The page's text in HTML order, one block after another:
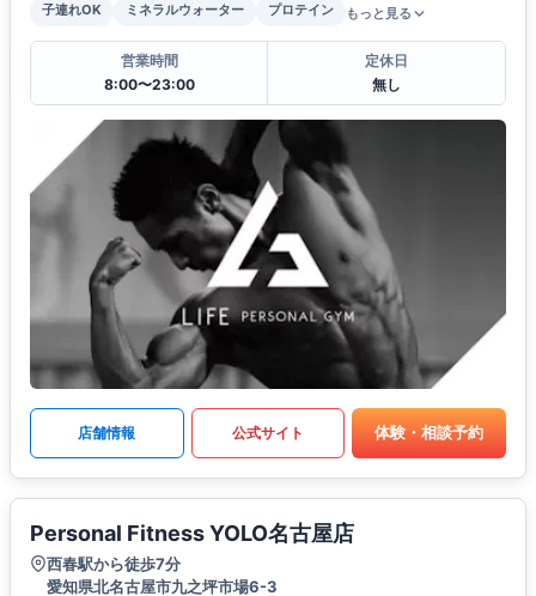
子連れOK
ミネラルウォーター プロテイン もっと見る
営業時間
8:00〜23:00
定休日
無し
店舗情報 公式サイト 体験・相談予約
Personal Fitness YOLO名古屋店
西春駅から徒歩7分
愛知県北名古屋市九之坪市場6-3